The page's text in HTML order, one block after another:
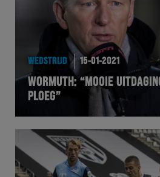
WEDSTRIJD 15-01-2021
WORMUTH: “MOOIE
PLOEG”